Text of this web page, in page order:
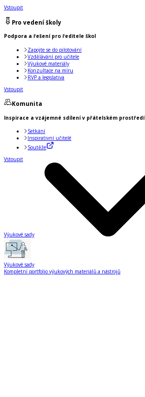
Vstoupit
Pro vedení školy
Podpora a řešení pro ředitele škol
Zapojte se do pilotování
Vzdělávání pro učitele
Výukové materiály
Konzultace na míru
RVP a legislativa
Vstoupit
Komunita
Inspirace a vzájemné sdílení v přátelském prostředí
Setkání
Inspirativní učitelé
Soutěže
Vstoupit
Výukové sady
Výukové sady
Kompletní portfolio výukových materiálů a nástrojů